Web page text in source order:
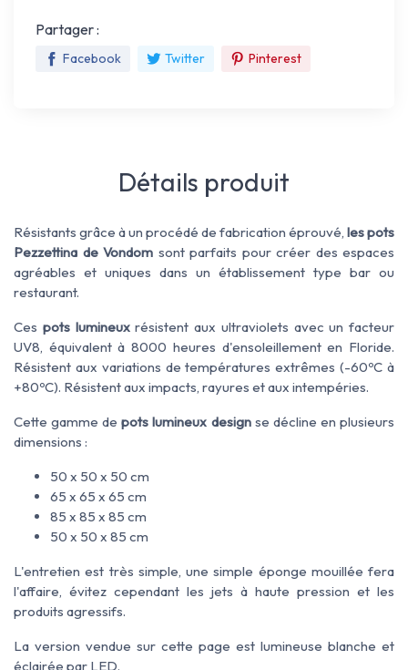
Partager :
Facebook Twitter Pinterest
Détails produit
Résistants grâce à un procédé de fabrication éprouvé, les pots
Pezzettina de Vondom sont parfaits pour créer des espaces
agréables et uniques dans un établissement type bar ou
restaurant.
Ces pots lumineuxrésistent aux ultraviolets avec un facteur
UV8, équivalent à 8000 heures d'ensoleillement en Floride.
Résistent aux variations de températures extrêmes (-60ºC à
+80ºC). Résistent aux impacts, rayures et aux intempéries.
Cette gamme depots lumineux design se décline en plusieurs
dimensions :
50 x 50 x 50 cm
65 x 65 x 65 cm
85 x 85 x 85 cm
50 x 50 x 85 cm
L'entretien est très simple, une simple éponge mouillée fera
l'affaire, évitez cependant les jets à haute pression et les
produits agressifs.
La version vendue sur cette page est lumineuse blanche et
éclairée par LED.